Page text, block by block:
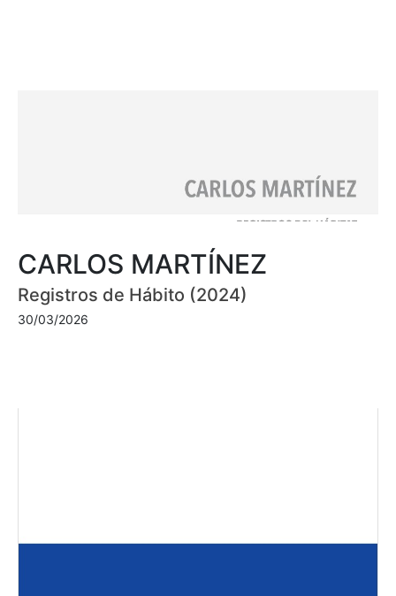
CARLOS MARTÍNEZ
Registros de Hábito (2024)
30/03/2026